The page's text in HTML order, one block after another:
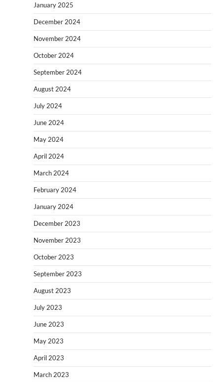
January 2025
December 2024
November 2024
October 2024
September 2024
August 2024
July 2024
June 2024
May 2024
April 2024
March 2024
February 2024
January 2024
December 2023
November 2023
October 2023
September 2023
August 2023
July 2023
June 2023
May 2023
April 2023
March 2023